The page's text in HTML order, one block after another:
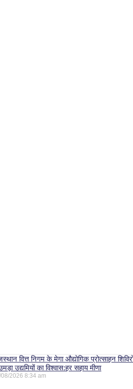
वित्त निगम के मेगा औद्योगिक प्रोत्साहन
उद्यमियों का विश्वास:हर सहाय मीणा
08/20268:34 am